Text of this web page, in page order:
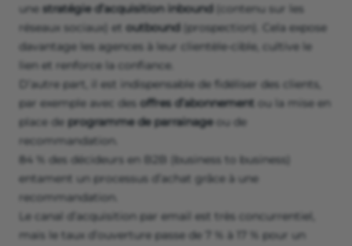
une stratégie d’acquisition inbound
(contenu sur les
réseaux sociaux) et outbound (prospection). Cela expose
davantage les agences à leur clientèle-cible, cultive le
lien et renforce la confiance.
D’autre part, il est indispensable de fidéliser des clients,
par exemple avec des offres d’abonnement ou la mise en
place de programme de parrainageou de
recommandation.
84 % des décideurs en B2B (business to business)
entament un processus d’achat grâce à une
recommandation.
Le canal d’acquisition par email est très concurrentiel,
mais le taux d’ouverture passe de 7 % à 17 % pour un